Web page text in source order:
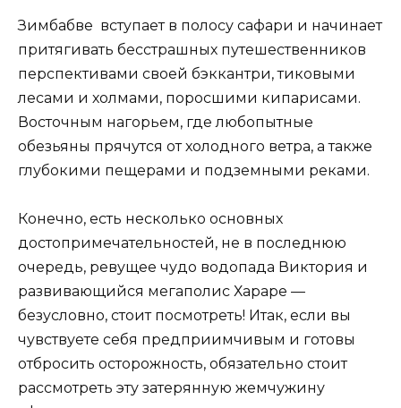
Зимбабве вступает в полосу сафари и начинает
притягивать бесстрашных путешественников
перспективами своей бэккантри, тиковыми
лесами и холмами, поросшими кипарисами.
Восточным нагорьем, где любопытные
обезьяны прячутся от холодного ветра, а также
глубокими пещерами и подземными реками.
Конечно, есть несколько основных
достопримечательностей, не в последнюю
очередь, ревущее чудо водопада Виктория и
развивающийся мегаполис Хараре —
безусловно, стоит посмотреть! Итак, если вы
чувствуете себя предприимчивым и готовы
отбросить осторожность, обязательно стоит
рассмотреть эту затерянную жемчужину